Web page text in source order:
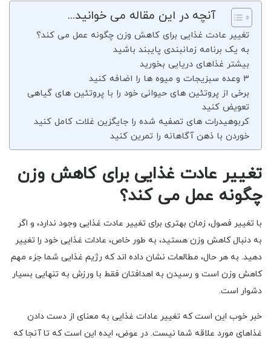
آنچه در این مقاله می خوانید...
تغییر عادت غذایی برای کاهش وزن چگونه عمل می کند؟
به یک برنامه زمانبندی پایبند باشید
بیشتر غذاهای دریایی بخورید
3 وعده سبزیجات و میوه ها را اضافه کنید
برخی از پروتئین های حیوانی خود را با پروتئین های گیاهی
تعویض کنید
کربوهیدرات های تصفیه شده را جایگزین غلات کامل کنید
خوردن با ذهن آگاهانه را تمرین کنید
تغییر عادت غذایی برای کاهش وزن
چگونه عمل می کند؟
با تغییر فصول، زمان بهتری برای تغییر عادت غذایی وجود ندارد، و اگر
به دنبال کاهش وزن هستید، به طور خاص، عادات غذایی خود را تغییر
دهید. به هر حال، مطالعات نشان داده اند که رژیم غذایی شما جزء مهم
کاهش وزن است و رسیدن به اهدافتان فقط با ورزش به تنهایی بسیار
دشوار است.
خبر خوب این است که تغییر عادات غذایی به معنای از دست دادن
غذاهای مورد علاقه شما نیست. در عوض، ایده این است که تا آنجا که